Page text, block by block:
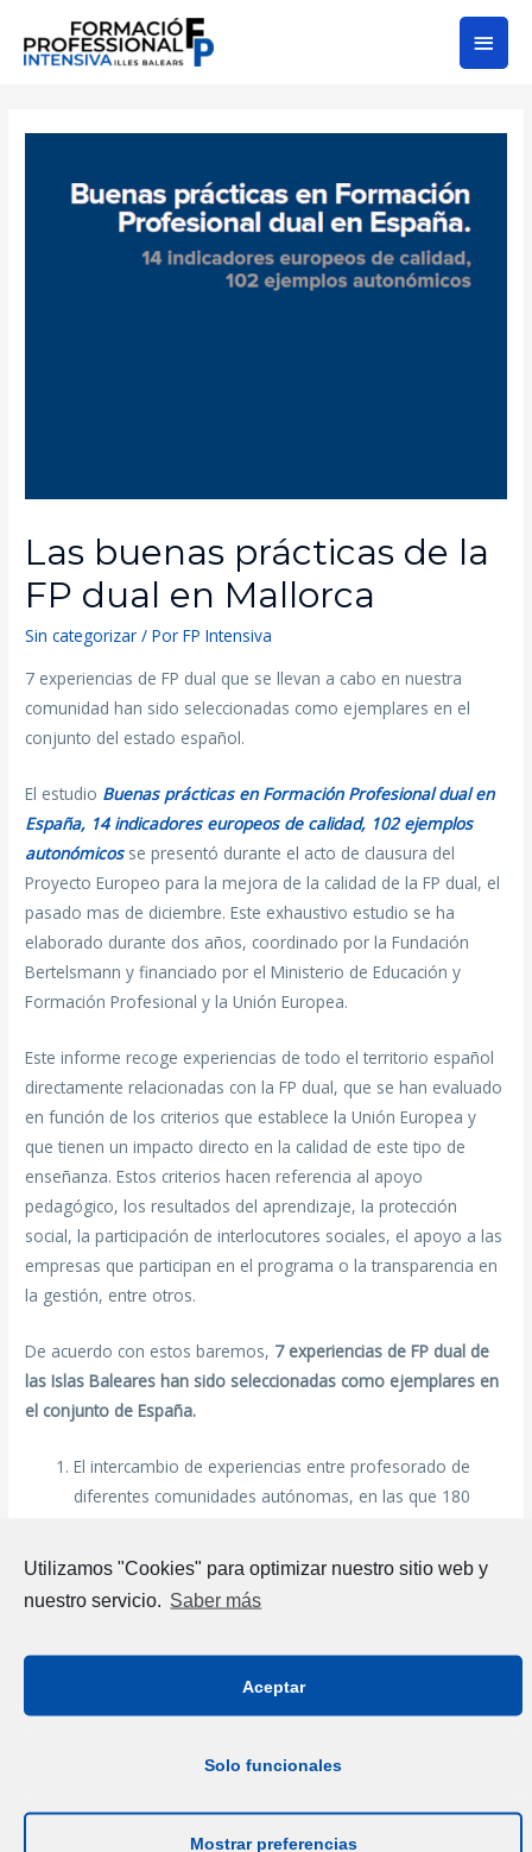
Las buenas prácticas de la
FP dual en Mallorca
Sin categorizar / PorFP Intensiva
7 experiencias de FP dual que se llevan a cabo en nuestra
comunidad han sido seleccionadas como ejemplares en el
conjunto del estado español.
El estudio Buenas prácticas en Formación Profesional dual en
España, 14 indicadores europeos de calidad, 102 ejemplos
autonómicosse presentó durante el acto de clausura del
Proyecto Europeo para la mejora de la calidad de la FP dual, el
pasado mas de diciembre. Este exhaustivo estudio se ha
elaborado durante dos años, coordinado por la Fundación
Bertelsmann y financiado por el Ministerio de Educación y
Formación Profesional y la Unión Europea.
Este informe recoge experiencias de todo el territorio español
directamente relacionadas con la FP dual, que se han evaluado
en función de los criterios que establece la Unión Europea y
que tienen un impacto directo en la calidad de este tipo de
enseñanza. Estos criterios hacen referencia al apoyo
pedagógico, los resultados del aprendizaje, la protección
social, la participación de interlocutores sociales, el apoyo a las
empresas que participan en el programa o la transparencia en
la gestión, entre otros.
De acuerdo con estos baremos, 7 experiencias de FP dual de
las Islas Baleares han sido seleccionadas como ejemplares en
el conjunto de España.
El intercambio de experiencias entre profesorado de
diferentes comunidades autónomas, en las que 180
mano diferentes metodologías de trabajo.
La metodología de formación por proyectos. Esta
módulos del CFGS Desarrollo de Aplicaciones Web en el
La comunicación requerida de las empresas a los
las empresas interesadas en participar en la FP dual
Utilizamos "Cookies" para optimizar nuestro sitio web y
nuestro servicio. Saber más
Aceptar
Solo funcionales
Mostrar preferencias